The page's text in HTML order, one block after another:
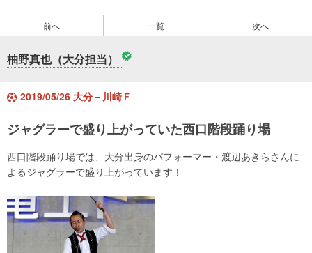
前へ 一覧 次へ
柚野真也（大分担当）
2019/05/26 大分－川崎Ｆ
ジャグラーで盛り上がっていた西口階段踊り場
西口階段踊り場では、大分出身のパフォーマー・渡辺あきらさんに
よるジャグラーで盛り上がっています！